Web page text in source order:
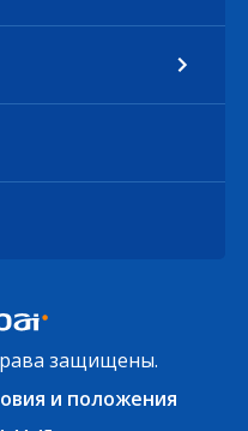
защищены.
и положения